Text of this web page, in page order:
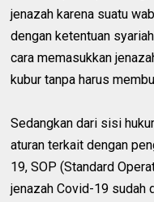
jenazah karena suatu
dengan ketentuan
cara memasukkan
kubur tanpa harus
Sedangkan dari sisi
aturan terkait dengan
19, SOP (Standard
jenazah Covid-19 sudah